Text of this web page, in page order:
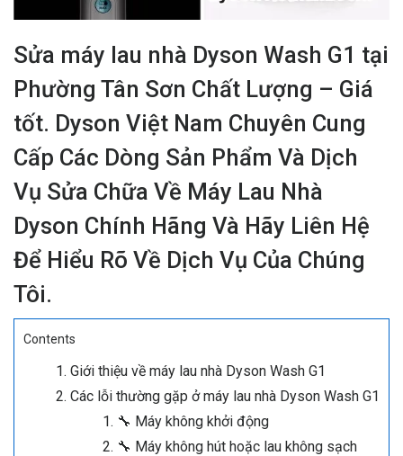
Sửa máy lau nhà Dyson Wash G1 tại
Phường Tân Sơn Chất Lượng – Giá
tốt. Dyson Việt Nam Chuyên Cung
Cấp Các Dòng Sản Phẩm Và Dịch
Vụ Sửa Chữa Về Máy Lau Nhà
Dyson Chính Hãng Và Hãy Liên Hệ
Để Hiểu Rõ Về Dịch Vụ Của Chúng
Tôi.
Contents
Giới thiệu về máy lau nhà Dyson Wash G1
Các lỗi thường gặp ở máy lau nhà Dyson Wash G1
🔧 Máy không khởi động
🔧 Máy không hút hoặc lau không sạch